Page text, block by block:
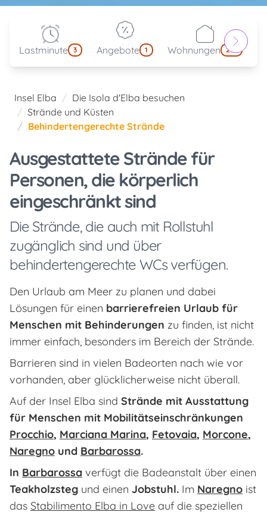
Lastminute 3 Angebote 1 Wohnungen 214
Insel Elba
Die Isola d'Elba besuchen
Strände und Küsten
Behindertengerechte Strände
Ausgestattete Strände für
Personen, die körperlich
eingeschränkt sind
Die Strände, die auch mit Rollstuhl
zugänglich sind und über
behindertengerechte WCs verfügen.
Den Urlaub am Meer zu planen und dabei
Lösungen für einen barrierefreien Urlaub für
Menschen mit Behinderungen zu finden, ist nicht
immer einfach, besonders im Bereich der Strände.
Barrieren sind in vielen Badeorten nach wie vor
vorhanden, aber glücklicherweise nicht überall.
Auf der Insel Elba sind Strände mit Ausstattung
für Menschen mit Mobilitätseinschränkungen
Procchio, Marciana Marina, Fetovaia, Morcone,
Naregno und Barbarossa.
In Barbarossa verfügt die Badeanstalt über einen
Teakholzsteg und einen Jobstuhl. Im Naregno ist
das Stabilimento Elba in Love auf die speziellen